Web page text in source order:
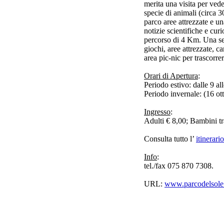
merita una visita per
specie di animali (circa
parco aree attrezzate e
notizie scientifiche e
percorso di 4 Km. Una
giochi, aree attrezzate,
area pic-nic per
Orari di Apertura:
Periodo estivo: dalle 9
Periodo invernale: (16
Ingresso:
Adulti € 8,00; Bambini
Consulta tutto l’
Info:
tel./fax 075 870 7308.
URL: